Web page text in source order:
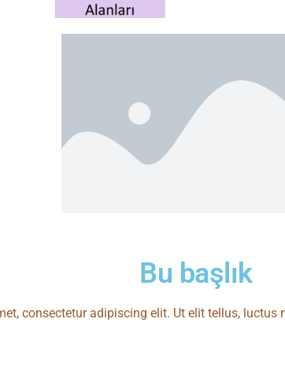
Bu başlık
consectetur adipiscing elit. Ut elit tellus,